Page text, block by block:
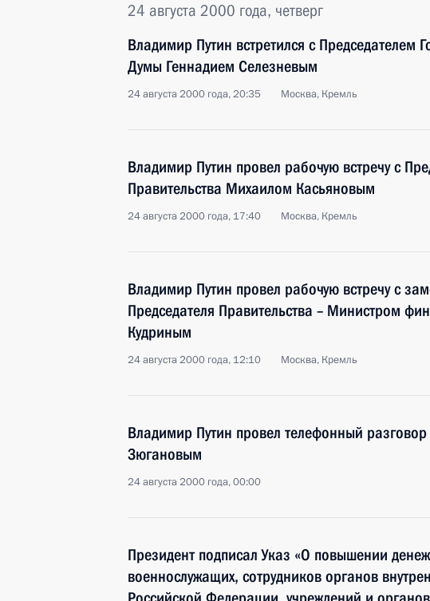
24 августа 2000 года, четверг
Владимир Путин встретился с Председателем
Думы Геннадием Селезневым
24 августа 2000 года, 20:35 Москва, Кремль
Владимир Путин провел рабочую встречу с
Правительства Михаилом Касьяновым
24 августа 2000 года, 17:40 Москва, Кремль
Владимир Путин провел рабочую встречу с
Председателя Правительства – Министром
Кудриным
24 августа 2000 года, 12:10 Москва, Кремль
Владимир Путин провел телефонный
Зюгановым
24 августа 2000 года, 00:00
Президент подписал Указ «О повышении
военнослужащих, сотрудников органов